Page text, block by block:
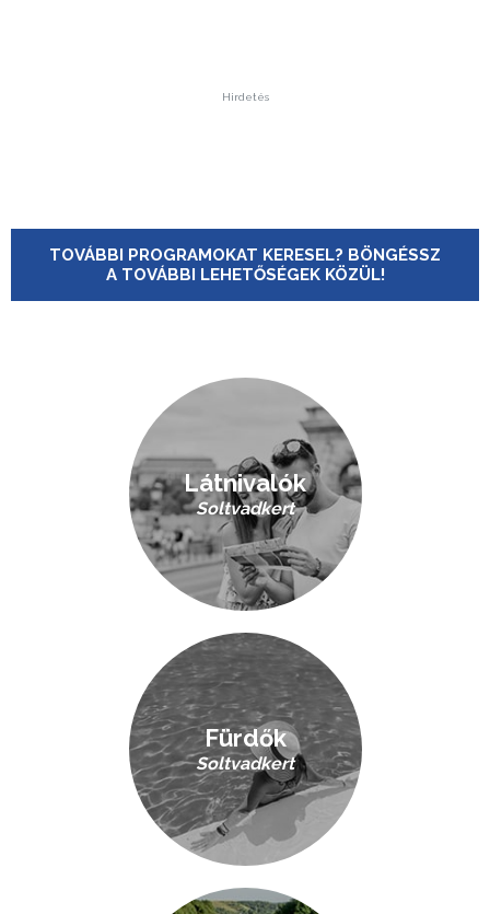
Hirdetés
TOVÁBBI PROGRAMOKAT KERESEL? BÖNGÉSSZ
A TOVÁBBI LEHETŐSÉGEK KÖZÜL!
Látnivalók
Soltvadkert
Fürdők
Soltvadkert